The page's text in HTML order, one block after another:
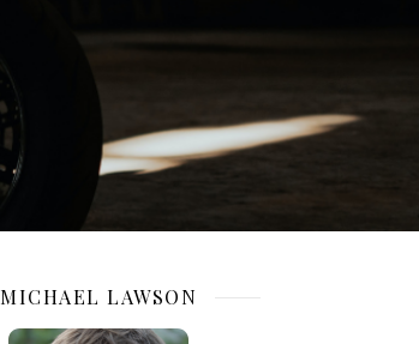
MICHAEL LAWSON